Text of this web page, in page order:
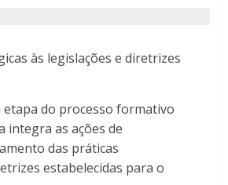
às legislações e diretrizes
etapa do processo formativo
integra as ações de
das práticas
estabelecidas para o